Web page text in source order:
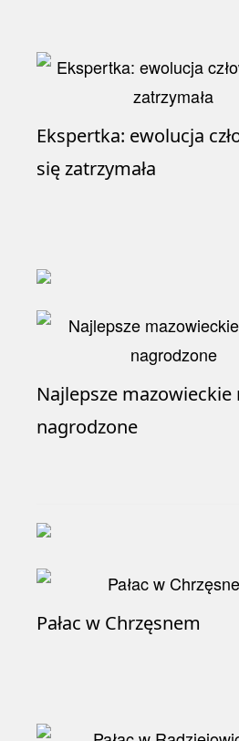
Ekspertka: ewolucja
się zatrzymała
Najlepsze mazowieckie
nagrodzone
Pałac w Chrzęsnem